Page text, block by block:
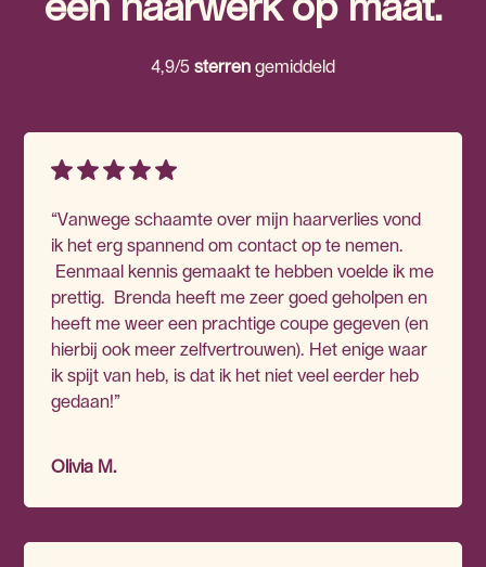
een haarwerk op maat.
4,9/5 sterren gemiddeld
“Vanwege schaamte over mijn haarverlies vond
ik het erg spannend om contact op te nemen.
Eenmaal kennis gemaakt te hebben voelde ik me
prettig. Brenda heeft me zeer goed geholpen en
heeft me weer een prachtige coupe gegeven (en
hierbij ook meer zelfvertrouwen). Het enige waar
ik spijt van heb, is dat ik het niet veel eerder heb
gedaan!”
Olivia M.